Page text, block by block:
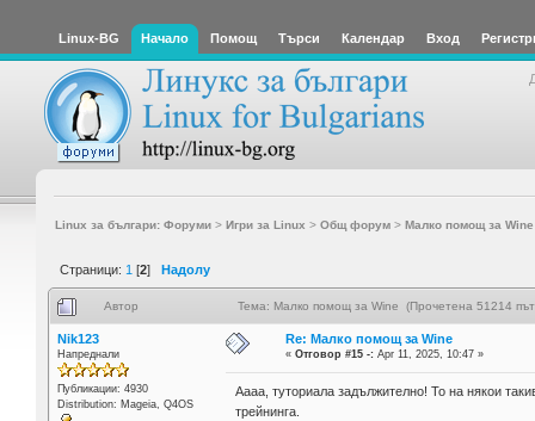
Linux-BG Начало Помощ Търси Календар Вход
Linux за българи: Форуми> Игри за Linux > Общ форум> Малко помощ за Wine
Страници: 1 [2] Надолу
Автор Тема: Малко помощ за Wine (Прочетена 51214
Nik123
Напреднали
Публикации: 4930
Distribution: Mageia, Q4OS
Re: Малко помощ за Wine
«Отговор #15 -: Apr 11, 2025, 10:47 »
Аааа, туториала задължително! То на някои
трейнинга.